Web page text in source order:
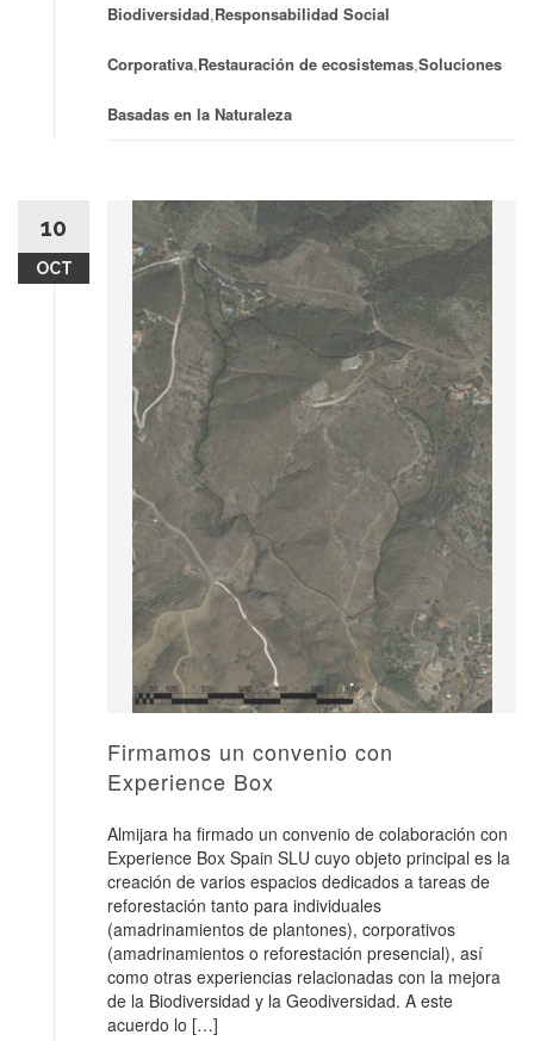
Biodiversidad,Responsabilidad Social
Corporativa,Restauración de ecosistemas,Soluciones
Basadas en la Naturaleza
10
OCT
Firmamos un convenio con
Experience Box
Almijara ha firmado un convenio de colaboración con
Experience Box Spain SLU cuyo objeto principal es la
creación de varios espacios dedicados a tareas de
reforestación tanto para individuales
(amadrinamientos de plantones), corporativos
(amadrinamientos o reforestación presencial), así
como otras experiencias relacionadas con la mejora
de la Biodiversidad y la Geodiversidad. A este
acuerdo lo […]